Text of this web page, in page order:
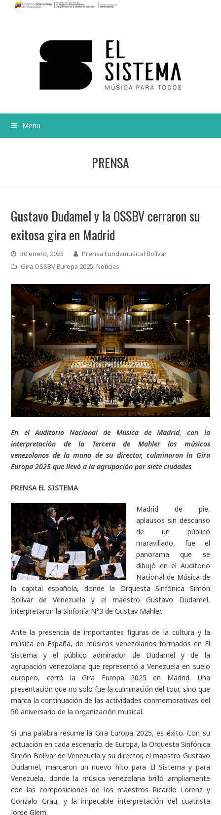
Menu
PRENSA
Gustavo Dudamel y la OSSBV cerraron su
exitosa gira en Madrid
30 enero, 2025
Prensa Fundamusical Bolívar
Gira OSSBV Europa 2025,Noticias
En el Auditorio Nacional de Música de Madrid, con la
interpretación de la Tercera de Mahler los músicos
venezolanos de la mano de su director, culminaron la Gira
Europa 2025 que llevó a la agrupación por siete ciudades
PRENSA EL SISTEMA
Madrid de pie,
aplausos sin descanso
de un público
maravillado, fue el
panorama que se
dibujó en el Auditorio
Nacional de Música de
la capital española, donde la Orquesta Sinfónica Simón
Bolívar de Venezuela y el maestro Gustavo Dudamel,
interpretaron la Sinfonía N°3 de Gustav Mahler.
Ante la presencia de importantes figuras de la cultura y la
música en España, de músicos venezolanos formados en El
Sistema y el público admirador de Dudamel y de la
agrupación venezolana que representó a Venezuela en suelo
europeo, cerró la Gira Europa 2025 en Madrid. Una
presentación que no solo fue la culminación del tour, sino que
marca la continuación de las actividades conmemorativas del
50 aniversario de la organización musical.
Si una palabra resume la Gira Europa 2025, es éxito. Con su
actuación en cada escenario de Europa, la Orquesta Sinfónica
Simón Bolívar de Venezuela y su director, el maestro Gustavo
Dudamel, marcaron un nuevo hito para El Sistema y para
Venezuela, donde la música venezolana brilló ampliamente
con las composiciones de los maestros Ricardo Lorenz y
Gonzalo Grau, y la impecable interpretación del cuatrista
Jorge Glem.